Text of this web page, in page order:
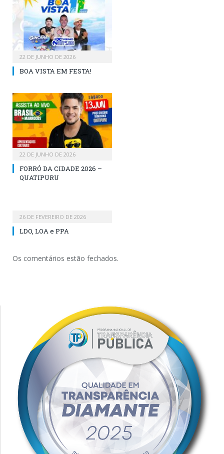
22 DE JUNHO DE 2026
BOA VISTA EM FESTA!
22 DE JUNHO DE 2026
FORRÓ DA CIDADE 2026 –
QUATIPURU
26 DE FEVEREIRO DE 2026
LDO, LOA e PPA
Os comentários estão fechados.